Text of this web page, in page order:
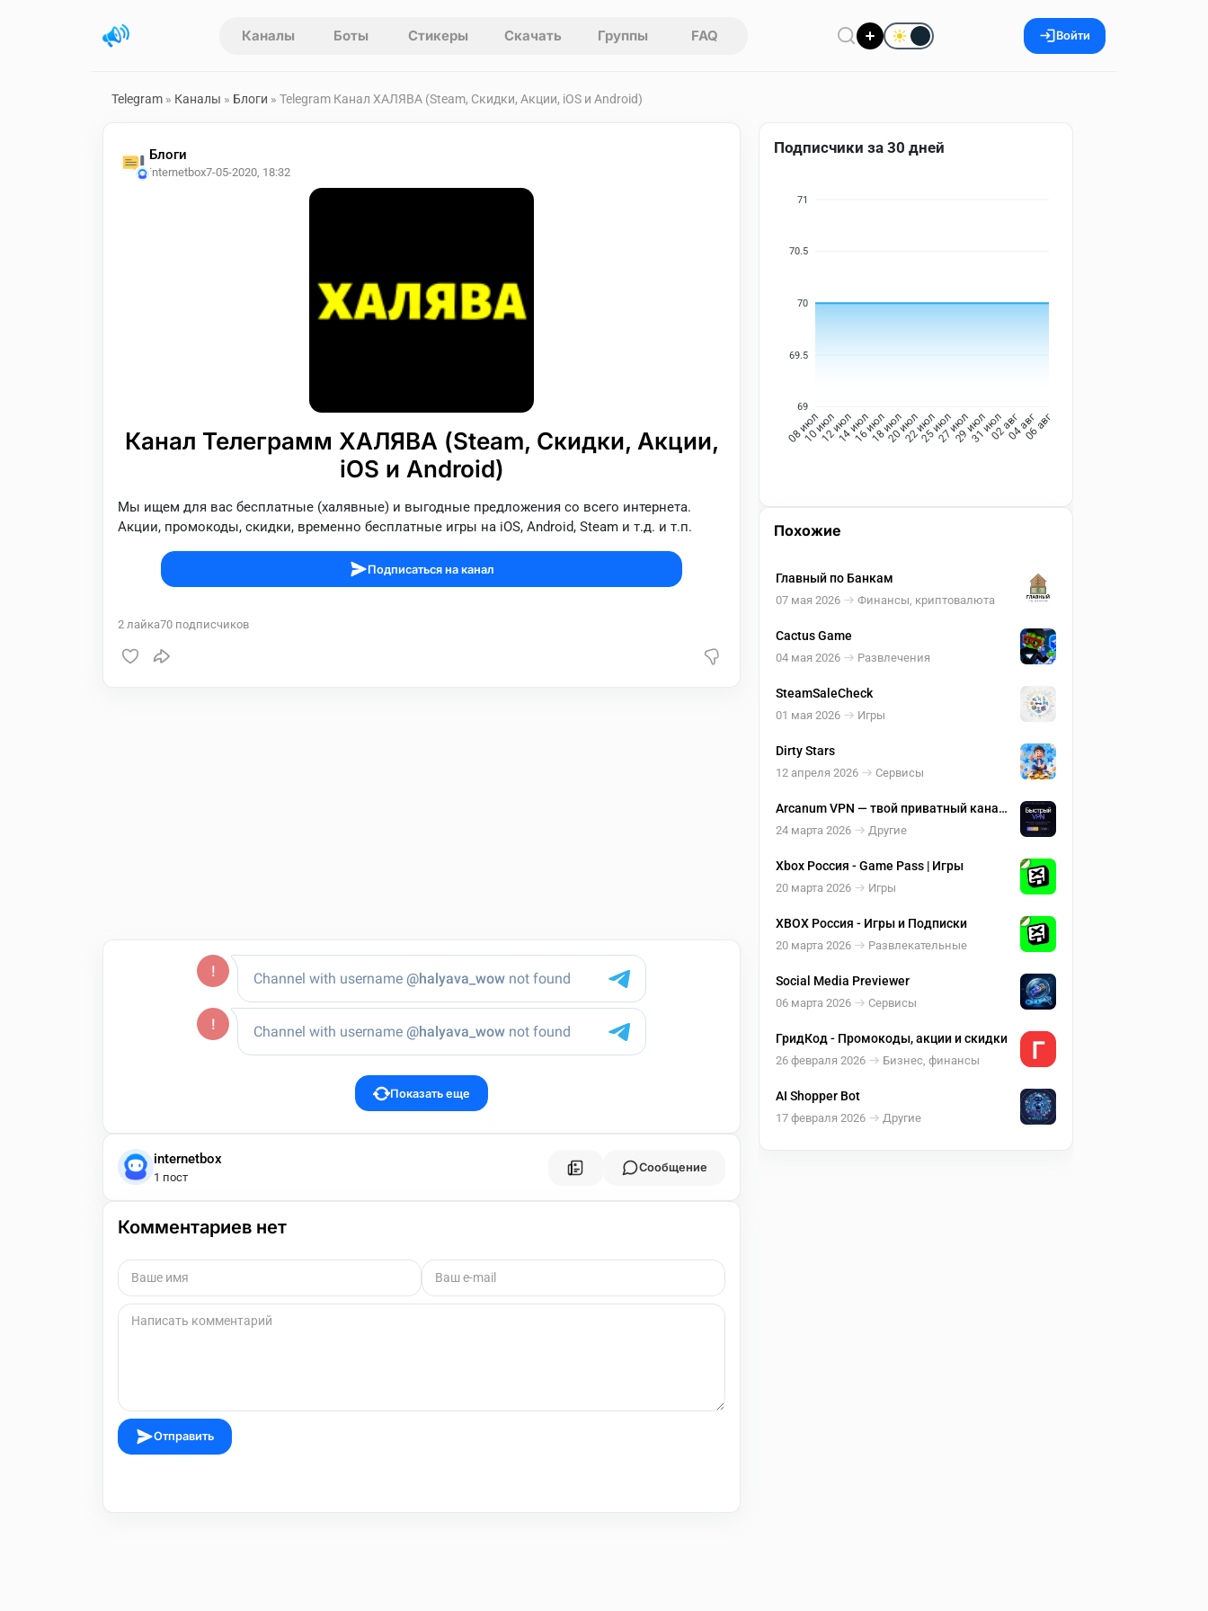
Каналы Боты Стикеры Скачать Группы FAQ Войти
Telegram » Каналы » Блоги » Telegram Канал ХАЛЯВА (Steam, Скидки, Акции, iOS и Android)
Блоги
internetbox7-05-2020, 18:32
Канал Телеграмм ХАЛЯВА (Steam, Скидки, Акции,
iOS и Android)
Мы ищем для вас бесплатные (халявные) и выгодные предложения со всего интернета.
Акции, промокоды, скидки, временно бесплатные игры на iOS, Android, Steam и т.д. и т.п.
Подписаться на канал
2 лайка70 подписчиков
Показать еще
internetbox
1 пост
Сообщение
Комментариев нет
Отправить
Подписчики за 30 дней
71
70.5
70
69.5
69
08 июл
10 июл12 июл14 июл16 июл18 июл20 июл22 июл25 июл27 июл29 июл31 июл02 авг04 авг06 авг
Похожие
Главный по Банкам
07 мая 2026 Финансы, криптовалюта
Cactus Game
04 мая 2026 Развлечения
SteamSaleCheck
01 мая 2026 Игры
Dirty Stars
12 апреля 2026 Сервисы
Arcanum VPN — твой приватный канал
в сети
24 марта 2026 Другие
Xbox Россия - Game Pass | Игры
20 марта 2026 Игры
XBOX Россия - Игры и Подписки
20 марта 2026 Развлекательные
Social Media Previewer
06 марта 2026 Сервисы
ГридКод - Промокоды, акции и скидки
26 февраля 2026 Бизнес, финансы
AI Shopper Bot
17 февраля 2026 Другие